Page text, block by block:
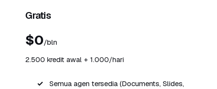
Gratis
$0/bln
2.500 kredit awal + 1.000/hari
Semua agen tersedia (Documents, Slides,